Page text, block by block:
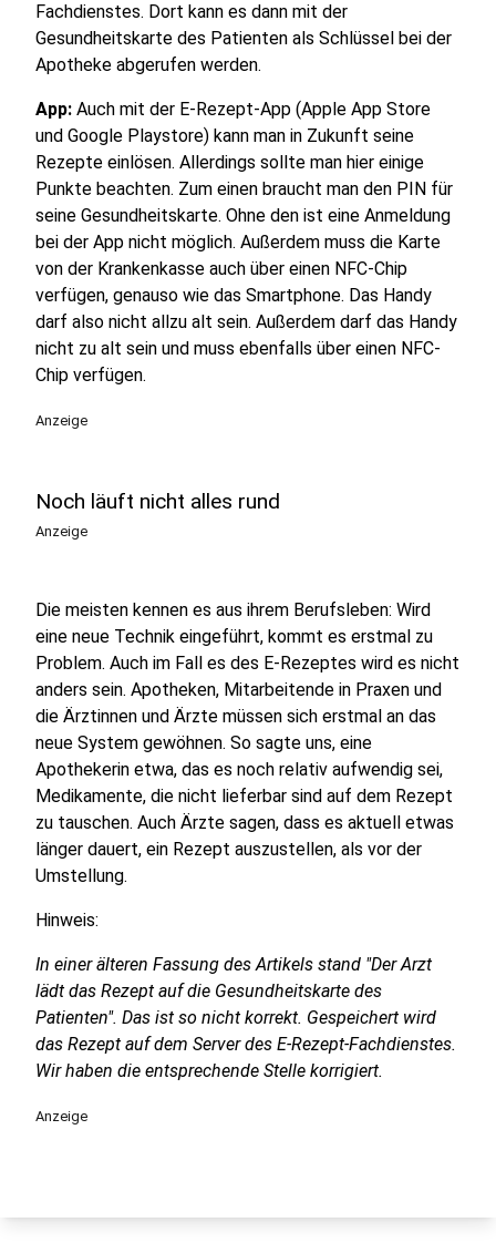
Fachdienstes. Dort kann es dann mit der
Gesundheitskarte des Patienten als Schlüssel bei der
Apotheke abgerufen werden.
App: Auch mit der E-Rezept-App (Apple App Store
und Google Playstore) kann man in Zukunft seine
Rezepte einlösen. Allerdings sollte man hier einige
Punkte beachten. Zum einen braucht man den PIN für
seine Gesundheitskarte. Ohne den ist eine Anmeldung
bei der App nicht möglich. Außerdem muss die Karte
von der Krankenkasse auch über einen NFC-Chip
verfügen, genauso wie das Smartphone. Das Handy
darf also nicht allzu alt sein. Außerdem darf das Handy
nicht zu alt sein und muss ebenfalls über einen NFC-
Chip verfügen.
Anzeige
Noch läuft nicht alles rund
Anzeige
Die meisten kennen es aus ihrem Berufsleben: Wird
eine neue Technik eingeführt, kommt es erstmal zu
Problem. Auch im Fall es des E-Rezeptes wird es nicht
anders sein. Apotheken, Mitarbeitende in Praxen und
die Ärztinnen und Ärzte müssen sich erstmal an das
neue System gewöhnen. So sagte uns, eine
Apothekerin etwa, das es noch relativ aufwendig sei,
Medikamente, die nicht lieferbar sind auf dem Rezept
zu tauschen. Auch Ärzte sagen, dass es aktuell etwas
länger dauert, ein Rezept auszustellen, als vor der
Umstellung.
Hinweis:
In einer älteren Fassung des Artikels stand "Der Arzt
lädt das Rezept auf die Gesundheitskarte des
Patienten". Das ist so nicht korrekt. Gespeichert wird
das Rezept auf dem Server des E-Rezept-Fachdienstes.
Wir haben die entsprechende Stelle korrigiert.
Anzeige